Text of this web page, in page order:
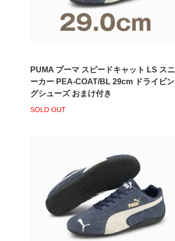
PUMA プーマ スピードキャット LS スニ
ーカー PEA-COAT/BL 29cm ドライビン
グシューズ おまけ付き
SOLD OUT